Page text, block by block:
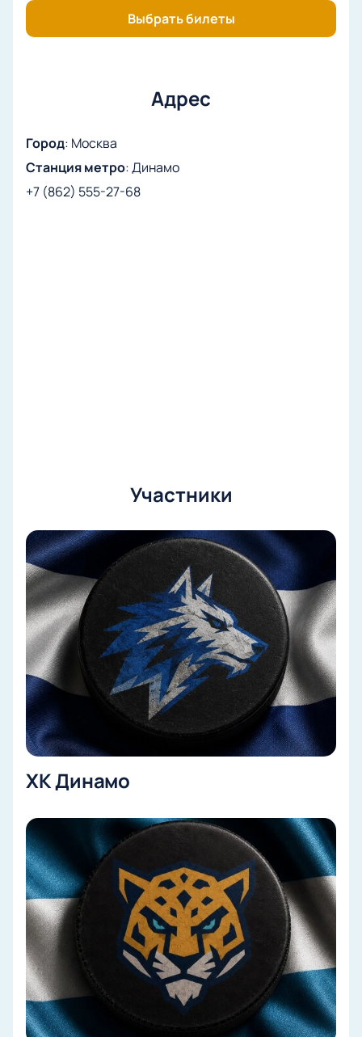
места и оплатить заказ.Выбрать билеты
Адрес
Город: Москва
Станция метро:Динамо
+7 (862) 555-27-68
Участники
ХК Динамо